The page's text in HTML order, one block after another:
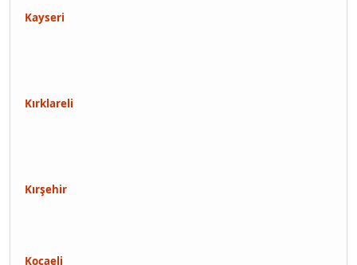
Kayseri
Kırklareli
Kırşehir
Kocaeli